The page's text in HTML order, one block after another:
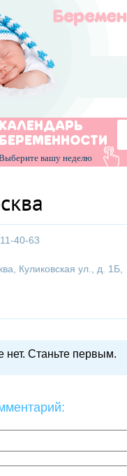
КАЛЕНДАРЬ
БЕРЕМЕННОСТИ
вашу неделю
40-63
Куликовская ул., д. 1Б,
Станьте первым.